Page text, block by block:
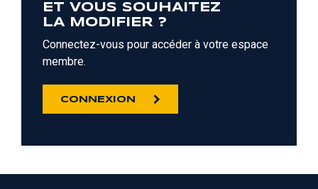
ET VOUS SOUHAITEZ
LA MODIFIER ?
Connectez-vous pour accéder à votre espace
membre.
CONNEXION